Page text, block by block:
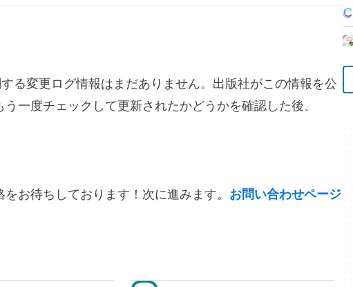
る変更ログ情報はまだありません。出版社がこの情報を公
一度チェックして更新されたかどうかを確認した後、
お待ちしております！次に進みます。 お問い合わせページ